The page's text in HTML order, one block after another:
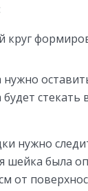
круг
нужно
будет стекать
нужно
шейка была
от